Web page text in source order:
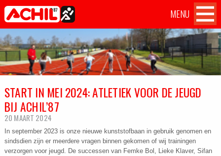
Atletiekvereniging Achil
'87 Hilvarenbeek
MENU
Home
OVER ACHIL
WEDSTRIJDEN
TILBURG TEN MILES CHALLENGE
AANMELDEN
Achil
op
Facebook
START IN MEI 2024: ATLETIEK VOOR DE JEUGD
BIJ ACHIL’87
20 MAART 2024
In september 2023 is onze nieuwe kunststofbaan in gebruik genomen en
sindsdien zijn er meerdere vragen binnen gekomen of wij trainingen
verzorgen voor jeugd. De successen van Femke Bol, Lieke Klaver, Sifan